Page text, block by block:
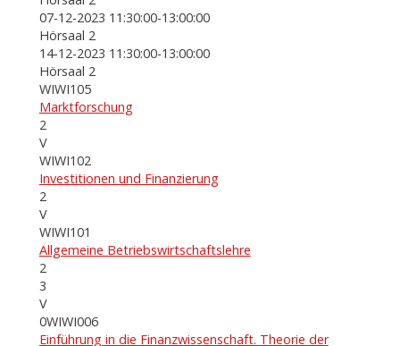
07-12-2023 11:30:00-13:00:00
Hörsaal 2
14-12-2023 11:30:00-13:00:00
Hörsaal 2
WIWI105
Marktforschung
2
V
WIWI102
Investitionen und Finanzierung
2
V
WIWI101
Allgemeine Betriebswirtschaftslehre
2
3
V
0WIWI006
Einführung in die Finanzwissenschaft. Theorie der